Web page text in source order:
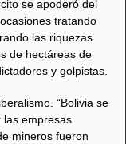
se apoderó del
tratando
las riquezas
de hectáreas de
y golpistas.
“Bolivia se
las empresas
mineros fueron